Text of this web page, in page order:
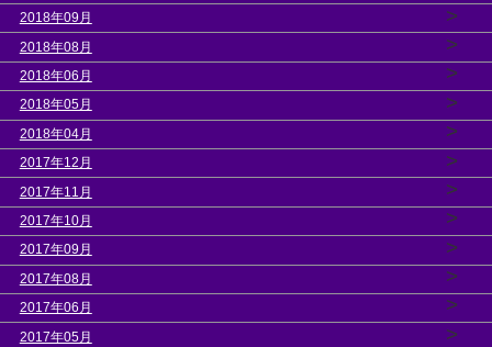
2018年09月 >
2018年08月 >
2018年06月 >
2018年05月 >
2018年04月 >
2017年12月 >
2017年11月 >
2017年10月 >
2017年09月 >
2017年08月 >
2017年06月 >
2017年05月 >